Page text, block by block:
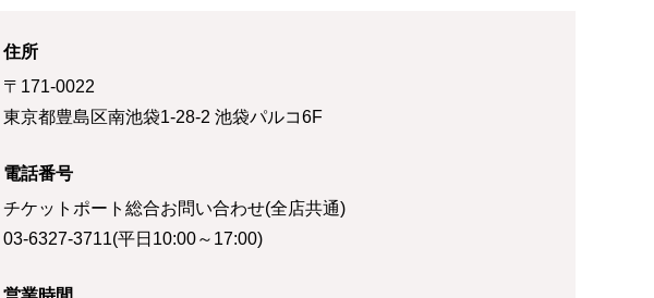
住所
〒171-0022
東京都豊島区南池袋1-28-2 池袋パルコ6F
電話番号
チケットポート総合お問い合わせ(全店共通)
03-6327-3711(平日10:00～17:00)